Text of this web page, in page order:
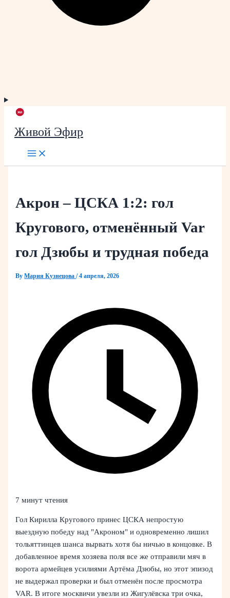
Живой Эфир
Акрон – ЦСКА 1:2: гол
Кругового, отменённый Var
гол Дзюбы и трудная победа
ByМария Кузнецова/4 апреля, 2026
7 минут чтения
Гол Кирилла Кругового принес ЦСКА непростую
выездную победу над "Акроном" и одновременно лишил
тольяттинцев шанса вырвать хотя бы ничью в концовке. В
добавленное время хозяева поля все же отправили мяч в
ворота армейцев усилиями Артёма Дзюбы, но этот эпизод
не выдержал проверки и был отменён после просмотра
VAR. В итоге москвичи увезли из Жигулёвска три очка,